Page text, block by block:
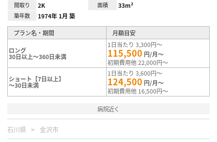
間取り 2K 面積 33m²
築年数 1974年 1月 築
プラン名・期間 月額目安
ロング
30日以上～360日未満
1日当たり 3,300円～
115,500 円/月～
初期費用他 22,000円～
ショート【7日以上】
～30日未満
1日当たり 3,600円～
124,500 円/月～
初期費用他 16,500円～
病院近く
石川県 金沢市